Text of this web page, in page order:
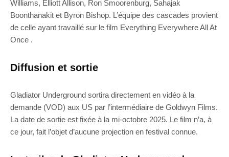
Williams, Elliott Allison, Ron Smoorenburg, Sahajak
Boonthanakit et Byron Bishop. L’équipe des cascades provient
de celle ayant travaillé sur le film Everything Everywhere All At
Once .
Diffusion et sortie
Gladiator Underground sortira directement en vidéo à la
demande (VOD) aux US par l’intermédiaire de Goldwyn Films.
La date de sortie est fixée à la mi-octobre 2025. Le film n’a, à
ce jour, fait l’objet d’aucune projection en festival connue.